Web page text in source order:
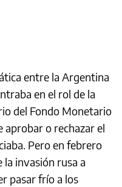
entre la Argentina
en el rol de la
del Fondo Monetario
aprobar o rechazar el
Pero en febrero
invasión rusa a
pasar frío a los